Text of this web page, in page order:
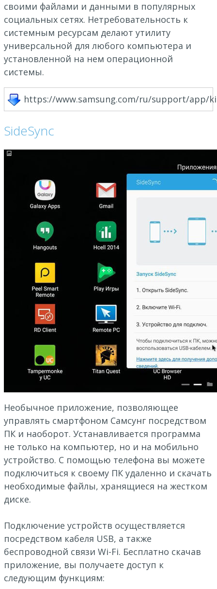
своими файлами и данными в популярных
социальных сетях. Нетребовательность к
системным ресурсам делают утилиту
универсальной для любого компьютера и
установленной на нем операционной
системы.
https://www.samsung.com/ru/support/app/
SideSync
Необычное приложение, позволяющее
управлять смартфоном Самсунг посредством
ПК и наоборот. Устанавливается программа
не только на компьютер, но и на мобильно
устройство. С помощью телефона вы можете
подключиться к своему ПК удаленно и скачать
необходимые файлы, хранящиеся на жестком
диске.
Подключение устройств осуществляется
посредством кабеля USB, а также
беспроводной связи Wi-Fi. Бесплатно скачав
приложение, вы получаете доступ к
следующим функциям: